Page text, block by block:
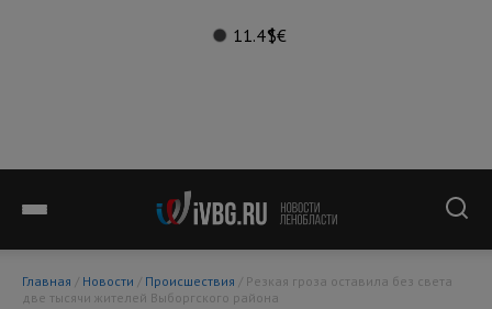
11.4°$€
Главная / Новости / Происшествия
две тысячи жителей Выборгского района